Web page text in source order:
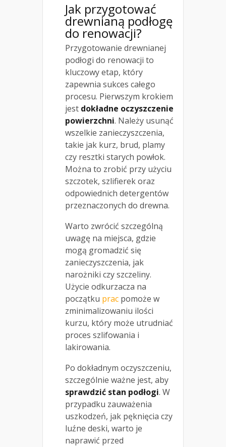
Jak przygotować
drewnianą podłogę
do renowacji?
Przygotowanie drewnianej
podłogi do renowacji to
kluczowy etap, który
zapewnia sukces całego
procesu. Pierwszym krokiem
jest dokładne oczyszczenie
powierzchni. Należy usunąć
wszelkie zanieczyszczenia,
takie jak kurz, brud, plamy
czy resztki starych powłok.
Można to zrobić przy użyciu
szczotek, szlifierek oraz
odpowiednich detergentów
przeznaczonych do drewna.
Warto zwrócić szczególną
uwagę na miejsca, gdzie
mogą gromadzić się
zanieczyszczenia, jak
narożniki czy szczeliny.
Użycie odkurzacza na
początku prac pomoże w
zminimalizowaniu ilości
kurzu, który może utrudniać
proces szlifowania i
lakirowania.
Po dokładnym oczyszczeniu,
szczególnie ważne jest, aby
sprawdzić stan podłogi. W
przypadku zauważenia
uszkodzeń, jak pęknięcia czy
luźne deski, warto je
naprawić przed